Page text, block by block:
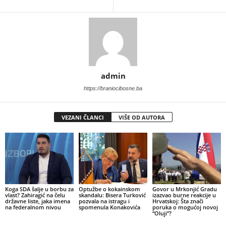
admin
https://braniocibosne.ba
VEZANI ČLANCI VIŠE OD AUTORA
​Koga SDA šalje u borbu za
vlast? Zahiragić na čelu
državne liste, jaka imena
na federalnom nivou
​Optužbe o kokainskom
skandalu: Bisera Turković
pozvala na istragu i
spomenula Konakovića
​Govor u Mrkonjić Gradu
izazvao burne reakcije u
Hrvatskoj: Šta znači
poruka o mogućoj novoj
“Oluji”?